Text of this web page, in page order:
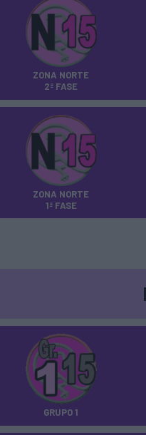
ZONA NORTE
2ª FASE
ZONA NORTE
1ª FASE
GRUPO 1